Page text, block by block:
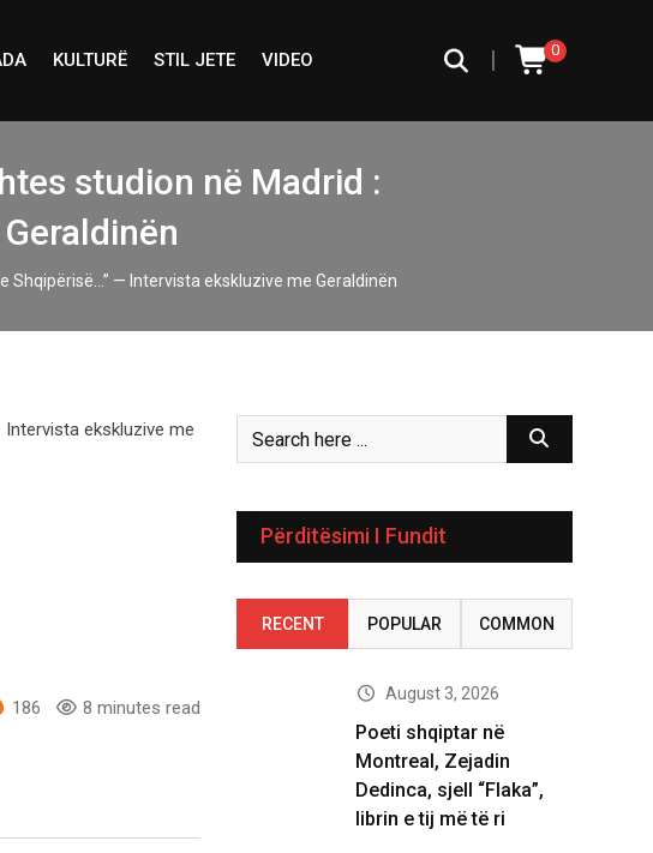
KULTURË STIL JETE VIDEO 0
|
studion në Madrid :
Shqipërisë…” — Intervista ekskluzive me Geraldinën
186 8 minutes read
Përditësimi I Fundit
RECENT POPULAR COMMON
August 3, 2026
Poeti shqiptar në
Montreal, Zejadin
Dedinca, sjell “Flaka”,
librin e tij më të ri